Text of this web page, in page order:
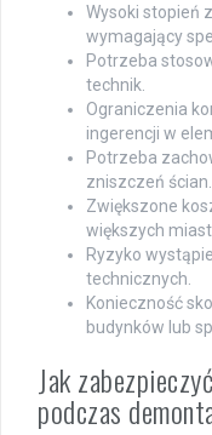
Wysoki stopień
wymagający
Potrzeba
technik.
Ograniczenia
ingerencji w
Potrzeba
zniszczeń ścian.
Zwiększone
większych
Ryzyko
technicznych.
Konieczność
budynków lub
Jak
podczas